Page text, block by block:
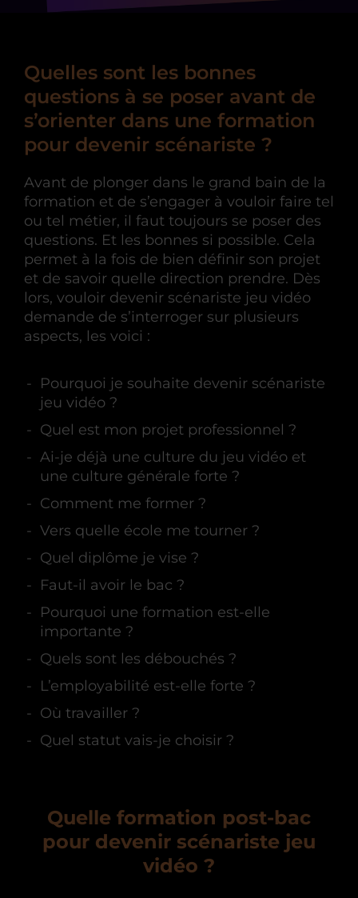
Quelles sont les bonnes
questions à se poser avant de
s’orienter dans une formation
pour devenir scénariste ?
Avant de plonger dans le grand bain de la
formation et de s’engager à vouloir faire tel
ou tel métier, il faut toujours se poser des
questions. Et les bonnes si possible. Cela
permet à la fois de bien définir son projet
et de savoir quelle direction prendre. Dès
lors, vouloir devenir scénariste jeu vidéo
demande de s’interroger sur plusieurs
aspects, les voici :
Pourquoi je souhaite devenir scénariste
jeu vidéo ?
Quel est mon projet professionnel ?
Ai-je déjà une culture du jeu vidéo et
une culture générale forte ?
Comment me former ?
Vers quelle école me tourner ?
Quel diplôme je vise ?
Faut-il avoir le bac ?
Pourquoi une formation est-elle
importante ?
Quels sont les débouchés ?
L’employabilité est-elle forte ?
Où travailler ?
Quel statut vais-je choisir ?
Quelle formation post-bac
pour devenir scénariste jeu
vidéo ?